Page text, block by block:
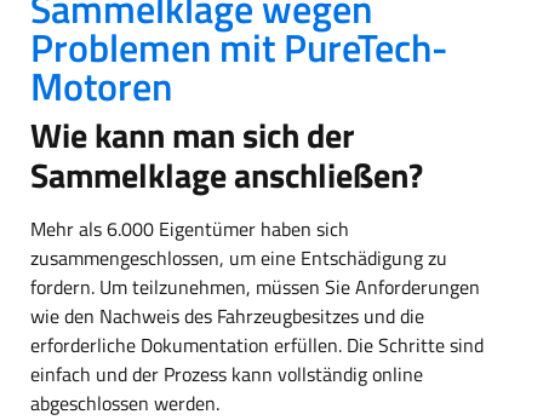
Problemen mit PureTech-
Motoren
Wie kann man sich der
Sammelklage anschließen?
Mehr als 6.000 Eigentümer haben sich
zusammengeschlossen, um eine Entschädigung zu
fordern. Um teilzunehmen, müssen Sie Anforderungen
wie den Nachweis des Fahrzeugbesitzes und die
erforderliche Dokumentation erfüllen. Die Schritte sind
einfach und der Prozess kann vollständig online
abgeschlossen werden.